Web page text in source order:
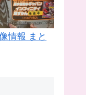
情報 まと